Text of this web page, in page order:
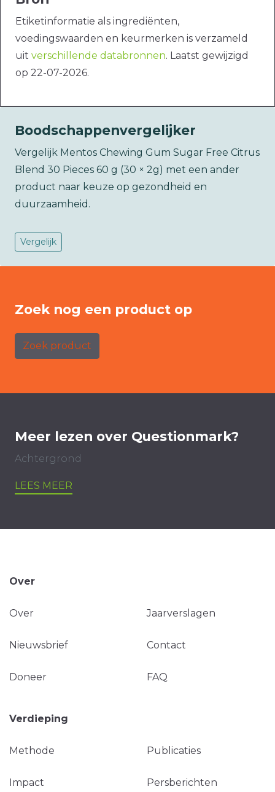
Etiketinformatie als ingrediënten,
voedingswaarden en keurmerken is verzameld
uit verschillende databronnen. Laatst gewijzigd
op 22-07-2026.
Boodschappenvergelijker
Vergelijk Mentos Chewing Gum Sugar Free Citrus
Blend 30 Pieces 60 g (30 × 2g) met een ander
product naar keuze op gezondheid en
duurzaamheid.
Vergelijk
Zoek nog een product op
Zoek product
Meer lezen over Questionmark?
Achtergrond
LEES MEER
Over
Over Jaarverslagen
Nieuwsbrief Contact
Doneer FAQ
Verdieping
Methode Publicaties
Impact Persberichten